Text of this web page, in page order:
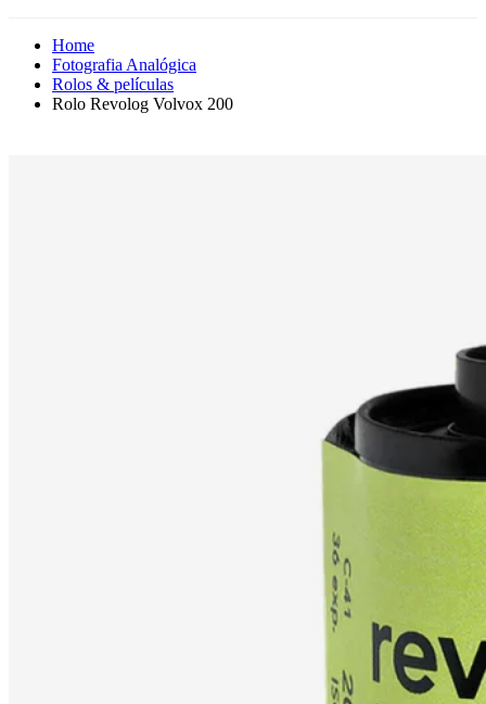
Home
Fotografia Analógica
Rolos & películas
Rolo Revolog Volvox 200